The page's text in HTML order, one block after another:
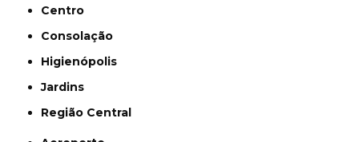
Centro
Consolação
Higienópolis
Jardins
Região Central